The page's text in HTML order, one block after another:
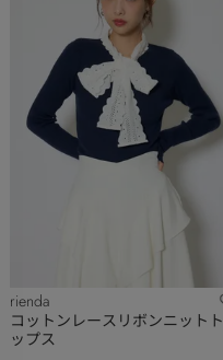
rienda
コットンレースリボンニットト
ップス